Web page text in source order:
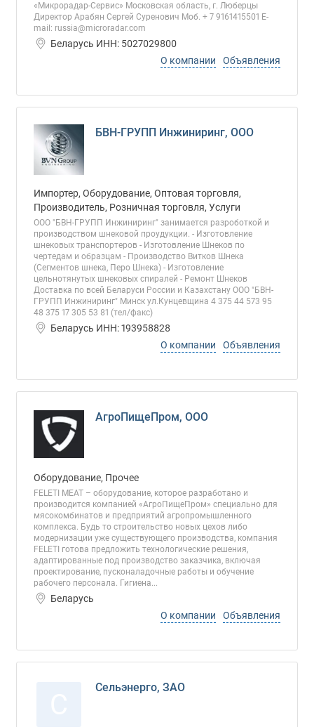
«Микрорадар-Сервис» Московская область, г. Люберцы
Директор Арабян Сергей Суренович Моб. + 7 9161415501 E-
mail: russia@microradar.com
Беларусь ИНН: 5027029800
О компании
Объявления
БВН-ГРУПП Инжиниринг, ООО
Импортер, Оборудование, Оптовая торговля,
Производитель, Розничная торговля, Услуги
ООО "БВН-ГРУПП Инжиниринг" занимается разроботкой и
производством шнековой проудукции. - Изготовление
шнековых транспортеров - Изготовление Шнеков по
чертедам и образцам - Производство Витков Шнека
(Сегментов шнека, Перо Шнека) - Изготовление
цельнотянутых шнековых спиралей - Ремонт Шнеков
Доставка по всей Беларуси России и Казахстану ООО "БВН-
ГРУПП Инжиниринг" Минск ул.Кунцевщина 4 375 44 573 95
48 375 17 305 53 81 (тел/факс)
Беларусь ИНН: 193958828
О компании
Объявления
АгроПищеПром, ООО
Оборудование, Прочее
FELETI MEAT – оборудование, которое разработано и
производится компанией «АгроПищеПром» специально для
мясокомбинатов и предприятий агропромышленного
комплекса. Будь то строительство новых цехов либо
модернизации уже существующего производства, компания
FELETI готова предложить технологические решения,
адаптированные под производство заказчика, включая
проектирование, пусконаладочные работы и обучение
рабочего персонала. Гигиена...
Беларусь
О компании
Объявления
Сельэнерго, ЗАО